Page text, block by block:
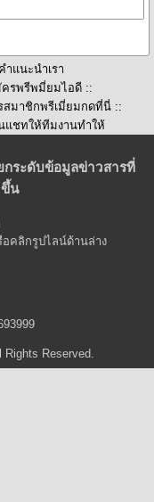
แนะนำเรา
รพรีพมี่ยมไอดี ::
สมาชิกพรีเมี่ยมกดที่นี่ ::
แชทให้ทีมงานทำให้
กระดับข้อมูลข่าวสารที่
ขึ้น
คลิกรูปไลน์ด้านล่าง
Reserved.